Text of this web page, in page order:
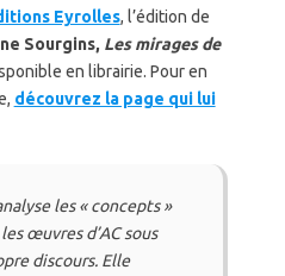
Eyrolles, l’édition de
Sourgins, Les mirages de
en librairie. Pour en
découvrez la page qui lui
les « concepts »
œuvres d’AC sous
discours. Elle